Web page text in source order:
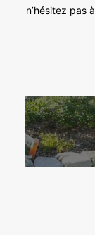
n’hésitez pas